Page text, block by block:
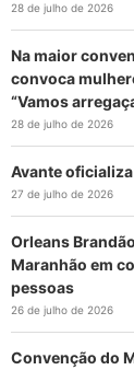
28 de julho de 2026
Na maior
convoca
“Vamos
28 de julho de 2026
Avante
27 de julho de 2026
Orleans
Maranhão em
pessoas
26 de julho de 2026
Convenção do